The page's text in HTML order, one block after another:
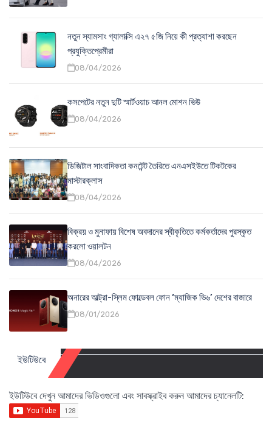
নতুন স্যামসাং গ্যালাক্সি এ২৭ ৫জি নিয়ে কী প্রত্যাশা করছেন
প্রযুক্তিপ্রেমীরা
08/04/2026
কসপেটের নতুন দুটি স্মার্টওয়াচ আনল মোশন ভিউ
08/04/2026
ডিজিটাল সাংবাদিকতা কনটেন্ট তৈরিতে এনএসইউতে টিকটকের
মাস্টারক্লাস
08/04/2026
বিক্রয় ও মুনাফায় বিশেষ অবদানের স্বীকৃতিতে কর্মকর্তাদের পুরস্কৃত
করলো ওয়ালটন
08/04/2026
অনারের আল্ট্রা-স্লিম ফোল্ডেবল ফোন ‘ম্যাজিক ভি৬’ দেশের বাজারে
08/01/2026
ইউটিউবে
ইউটিউবে দেখুন আমাদের ভিডিওগুলো এবং সাবস্ক্রাইব করুন আমাদের চ্যানেলটি: